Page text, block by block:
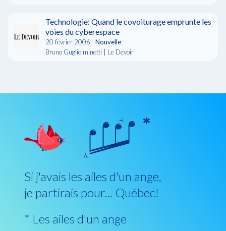
Technologie: Quand le covoiturage emprunte les
voies du cyberespace
20 février 2006 -Nouvelle
Bruno Guglielminetti | Le Devoir
Si j'avais les ailes d'un ange,
je partirais pour... Québec!
* Les ailes d'un ange